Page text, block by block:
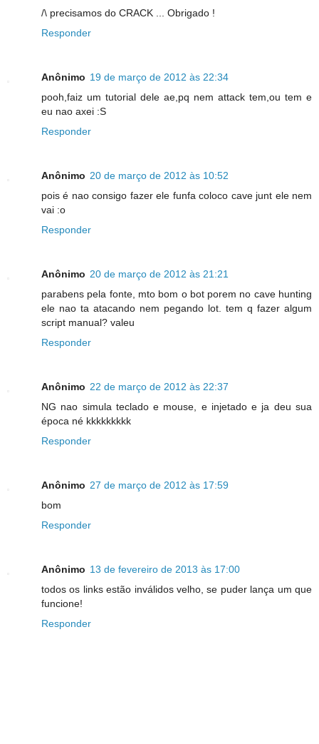
/\ precisamos do CRACK ... Obrigado !
Responder
Anônimo 19 de março de 2012 às 22:34
pooh,faiz um tutorial dele ae,pq nem attack tem,ou tem e
eu nao axei :S
Responder
Anônimo 20 de março de 2012 às 10:52
pois é nao consigo fazer ele funfa coloco cave junt ele nem
vai :o
Responder
Anônimo 20 de março de 2012 às 21:21
parabens pela fonte, mto bom o bot porem no cave hunting
ele nao ta atacando nem pegando lot. tem q fazer algum
script manual? valeu
Responder
Anônimo 22 de março de 2012 às 22:37
NG nao simula teclado e mouse, e injetado e ja deu sua
época né kkkkkkkkk
Responder
Anônimo 27 de março de 2012 às 17:59
bom
Responder
Anônimo 13 de fevereiro de 2013 às 17:00
todos os links estão inválidos velho, se puder lança um que
funcione!
Responder